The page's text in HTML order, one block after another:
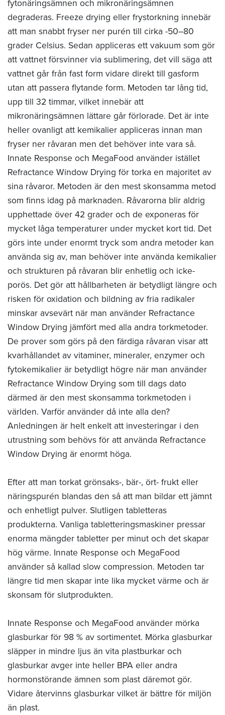
fytonäringsämnen och mikronäringsämnen
degraderas. Freeze drying eller frystorkning innebär
att man snabbt fryser ner purén till cirka -50–80
grader Celsius. Sedan appliceras ett vakuum som gör
att vattnet försvinner via sublimering, det vill säga att
vattnet går från fast form vidare direkt till gasform
utan att passera flytande form. Metoden tar lång tid,
upp till 32 timmar, vilket innebär att
mikronäringsämnen lättare går förlorade. Det är inte
heller ovanligt att kemikalier appliceras innan man
fryser ner råvaran men det behöver inte vara så.
Innate Response och MegaFood använder istället
Refractance Window Drying för torka en majoritet av
sina råvaror. Metoden är den mest skonsamma metod
som finns idag på marknaden. Råvarorna blir aldrig
upphettade över 42 grader och de exponeras för
mycket låga temperaturer under mycket kort tid. Det
görs inte under enormt tryck som andra metoder kan
använda sig av, man behöver inte använda kemikalier
och strukturen på råvaran blir enhetlig och icke-
porös. Det gör att hållbarheten är betydligt längre och
risken för oxidation och bildning av fria radikaler
minskar avsevärt när man använder Refractance
Window Drying jämfört med alla andra torkmetoder.
De prover som görs på den färdiga råvaran visar att
kvarhållandet av vitaminer, mineraler, enzymer och
fytokemikalier är betydligt högre när man använder
Refractance Window Drying som till dags dato
därmed är den mest skonsamma torkmetoden i
världen. Varför använder då inte alla den?
Anledningen är helt enkelt att investeringar i den
utrustning som behövs för att använda Refractance
Window Drying är enormt höga.
Efter att man torkat grönsaks-, bär-, ört- frukt eller
näringspurén blandas den så att man bildar ett jämnt
och enhetligt pulver. Slutligen tabletteras
produkterna. Vanliga tabletteringsmaskiner pressar
enorma mängder tabletter per minut och det skapar
hög värme. Innate Response och MegaFood
använder så kallad slow compression. Metoden tar
längre tid men skapar inte lika mycket värme och är
skonsam för slutprodukten.
Innate Response och MegaFood använder mörka
glasburkar för 98 % av sortimentet. Mörka glasburkar
släpper in mindre ljus än vita plastburkar och
glasburkar avger inte heller BPA eller andra
hormonstörande ämnen som plast däremot gör.
Vidare återvinns glasburkar vilket är bättre för miljön
än plast.